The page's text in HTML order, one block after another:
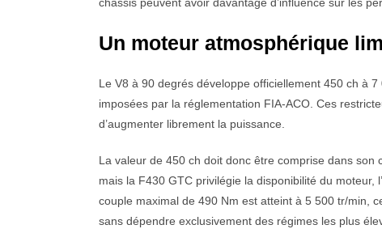
Un moteur atmosphérique
Le V8 à 90 degrés développe officiellement 450 ch à
imposées par la réglementation FIA-ACO. Ces
d’augmenter librement la puissance.
La valeur de 450 ch doit donc être comprise dans
mais la F430 GTC privilégie la disponibilité du moteur,
couple maximal de 490 Nm est atteint à 5 500 tr/min,
sans dépendre exclusivement des régimes les plus